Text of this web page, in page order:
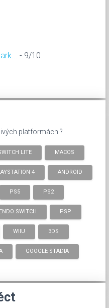
- 9/10
platformách ?
LITE MACOS
4 ANDROID
PS5 PS2
SWITCH PSP
WIIU 3DS
GOOGLE STADIA